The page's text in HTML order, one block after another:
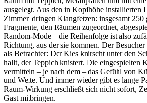
ausgelegt. Aus den in Kopfhöhe installierten
Zimmer, dringen Klangfetzen: insgesamt 250
Fragmente, den Räumen zugeordnet,
Random-Mode – die Reihenfolge ist also
Richtung, aus der sie kommen. Der Besucher
als Betrachter: Der Kies knirscht unter den
hallt, der Teppich knistert. Die eingespielten
vermitteln – je nach dem – das Gefühl von
und Weite. Und immer wieder gibt es lange
Raum-Wirkung erschließt sich nicht sofort,
Gast mitbringen.